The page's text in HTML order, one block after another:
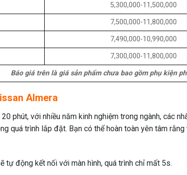
5,300,000-11,500,000
7,500,000-11,800,000
7,490,000-10,990,000
7,300,000-11,800,000
Báo giá trên là giá sản phẩm chưa bao gồm phụ kiện
Almera
phút, với nhiều năm kinh nghiệm trong ngành, các
quá trình lắp đặt. Bạn có thể hoàn toàn yên tâm
tự động kết nối với màn hình, quá trình chỉ mất 5s.